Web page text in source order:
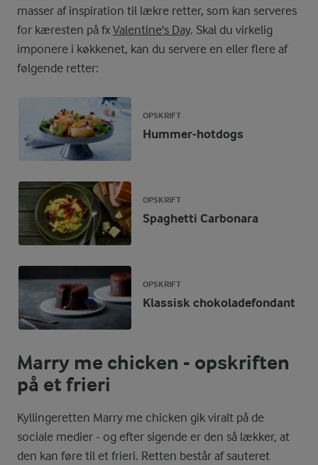
masser af inspiration til lækre retter, som kan serveres
for kæresten på fx Valentine's Day. Skal du virkelig
imponere i køkkenet, kan du servere en eller flere af
følgende retter:
OPSKRIFT
Hummer-hotdogs
OPSKRIFT
Spaghetti Carbonara
OPSKRIFT
Klassisk chokoladefondant
Marry me chicken - opskriften
på et frieri
Kyllingeretten Marry me chicken gik viralt på de
sociale medier - og efter sigende er den så lækker, at
den kan føre til et frieri. Retten består af sauteret